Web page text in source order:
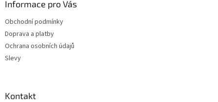
Informace pro Vás
Obchodní podmínky
Doprava a platby
Ochrana osobních údajů
Slevy
Kontakt